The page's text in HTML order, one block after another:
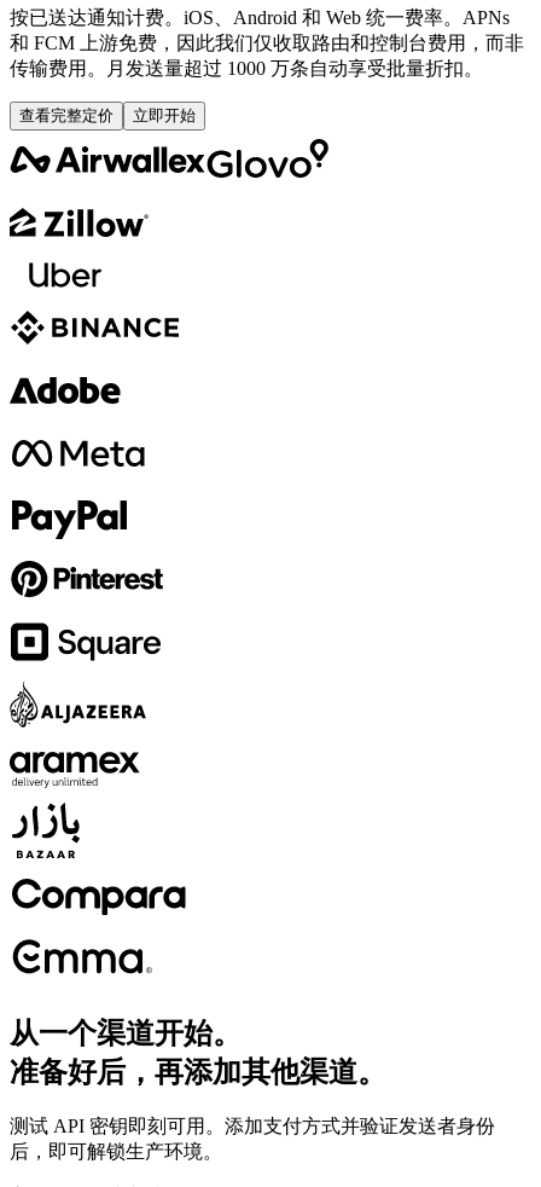
按已送达通知计费。iOS、Android 和 Web 统一费率。APNs
和 FCM 上游免费，因此我们仅收取路由和控制台费用，而非
传输费用。月发送量超过 1000 万条自动享受批量折扣。
查看完整定价 立即开始
从一个渠道开始。
准备好后，再添加其他渠道。
测试 API 密钥即刻可用。添加支付方式并验证发送者身份
后，即可解锁生产环境。